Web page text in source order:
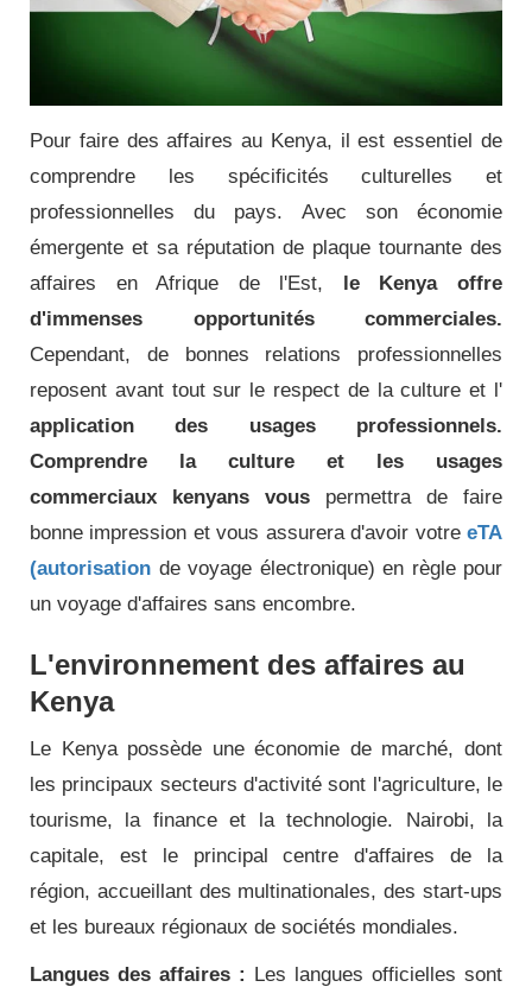
Pour faire des affaires au Kenya, il est essentiel de
comprendre les spécificités culturelles et
professionnelles du pays. Avec son économie
émergente et sa réputation de plaque tournante des
affaires en Afrique de l'Est, le Kenya offre
d'immenses opportunités commerciales.
Cependant, de bonnes relations professionnelles
reposent avant tout sur le respect de la culture et l'
application des usages professionnels.
Comprendre la culture et les usages
commerciaux kenyans vous permettra de faire
bonne impression et vous assurera d'avoir votre eTA
(autorisation de voyage électronique) en règle pour
un voyage d'affaires sans encombre.
L'environnement des affaires au
Kenya
Le Kenya possède une économie de marché, dont
les principaux secteurs d'activité sont l'agriculture, le
tourisme, la finance et la technologie. Nairobi, la
capitale, est le principal centre d'affaires de la
région, accueillant des multinationales, des start-ups
et les bureaux régionaux de sociétés mondiales.
Langues des affaires : Les langues officielles sont